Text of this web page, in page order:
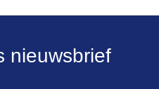
nieuwsbrief